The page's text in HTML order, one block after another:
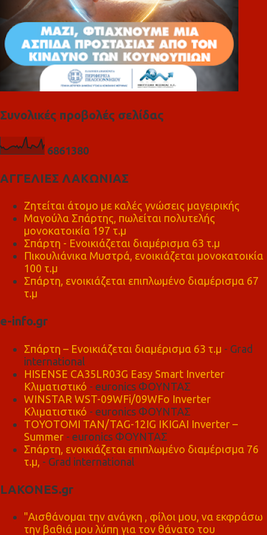
Συνολικές προβολές σελίδας
6861380
ΑΓΓΕΛΙΕΣ ΛΑΚΩΝΙΑΣ
Ζητείται άτομο με καλές γνώσεις μαγειρικής
Μαγούλα Σπάρτης, πωλείται πολυτελής
μονοκατοικία 197 τ.μ
Σπάρτη - Ενοικιάζεται διαμέρισμα 63 τ.μ
Πικουλιάνικα Μυστρά, ενοικιάζεται μονοκατοικία
100 τ.μ
Σπάρτη, ενοικιάζεται επιπλωμένο διαμέρισμα 67
τ.μ
e-info.gr
Σπάρτη – Ενοικιάζεται διαμέρισμα 63 τ.μ - Grad
international
HISENSE CA35LR03G Easy Smart Inverter
Κλιματιστικό - euronics ΦΟΥΝΤΑΣ
WINSTAR WST-09WFi/09WFo Inverter
Κλιματιστικό - euronics ΦΟΥΝΤΑΣ
TOYOTOMI TAN/TAG-12IG IKIGAI Inverter –
Summer - euronics ΦΟΥΝΤΑΣ
Σπάρτη, ενοικιάζεται επιπλωμένο διαμέρισμα 76
τ.μ, - Grad international
LAKONES.gr
"Αισθάνομαι την ανάγκη , φίλοι μου, να εκφράσω
την βαθιά μου λύπη για τον θάνατο του